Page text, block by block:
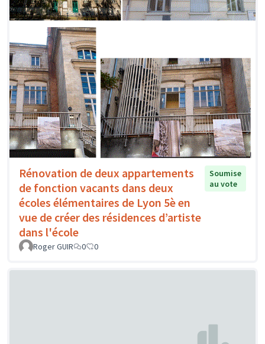
Rénovation de deux appartements
de fonction vacants dans deux
écoles élémentaires de Lyon 5è en
vue de créer des résidences d’artiste
dans l'école
Soumise
au vote
Roger GUIR 0 0